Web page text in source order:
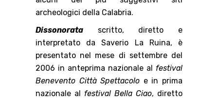
archeologici della Calabria.
Dissonorata scritto, diretto e
interpretato da Saverio La Ruina, è
presentato nel mese di settembre del
2006 in anteprima nazionale al festival
Benevento Città Spettacolo e in prima
nazionale al festival Bella Ciao, diretto